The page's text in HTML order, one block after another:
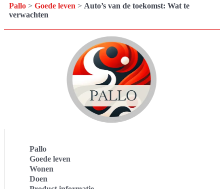
Pallo > Goede leven > Auto’s van de toekomst: Wat te
verwachten
Pallo
Goede leven
Wonen
Doen